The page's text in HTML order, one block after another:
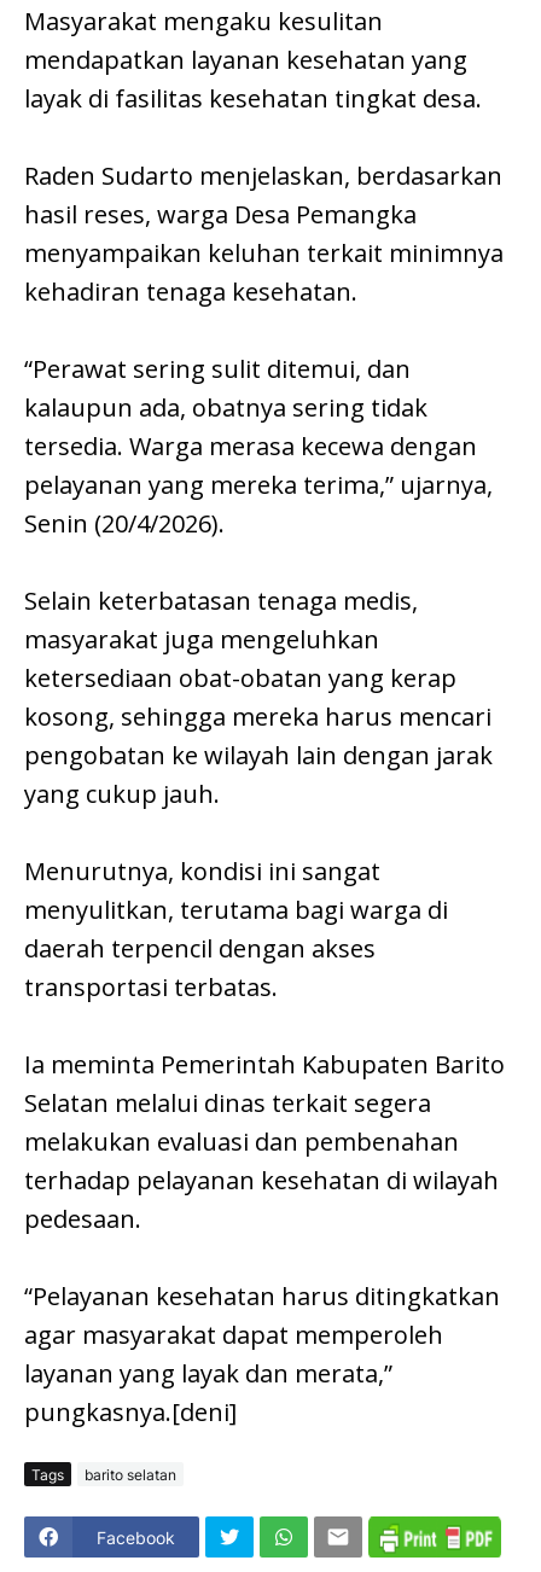
Masyarakat mengaku kesulitan
mendapatkan layanan kesehatan yang
layak di fasilitas kesehatan tingkat desa.
Raden Sudarto menjelaskan, berdasarkan
hasil reses, warga Desa Pemangka
menyampaikan keluhan terkait minimnya
kehadiran tenaga kesehatan.
“Perawat sering sulit ditemui, dan
kalaupun ada, obatnya sering tidak
tersedia. Warga merasa kecewa dengan
pelayanan yang mereka terima,” ujarnya,
Senin (20/4/2026).
Selain keterbatasan tenaga medis,
masyarakat juga mengeluhkan
ketersediaan obat-obatan yang kerap
kosong, sehingga mereka harus mencari
pengobatan ke wilayah lain dengan jarak
yang cukup jauh.
Menurutnya, kondisi ini sangat
menyulitkan, terutama bagi warga di
daerah terpencil dengan akses
transportasi terbatas.
Ia meminta Pemerintah Kabupaten Barito
Selatan melalui dinas terkait segera
melakukan evaluasi dan pembenahan
terhadap pelayanan kesehatan di wilayah
pedesaan.
“Pelayanan kesehatan harus ditingkatkan
agar masyarakat dapat memperoleh
layanan yang layak dan merata,”
pungkasnya.[deni]
Tags barito selatan
Facebook